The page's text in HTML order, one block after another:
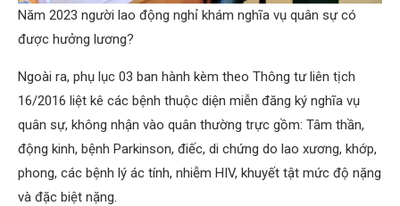
Năm 2023 người lao động nghỉ khám nghĩa vụ quân sự có
được hưởng lương?
Ngoài ra, phụ lục 03 ban hành kèm theo Thông tư liên tịch
16/2016 liệt kê các bệnh thuộc diện miễn đăng ký nghĩa vụ
quân sự, không nhận vào quân thường trực gồm: Tâm thần,
động kinh, bệnh Parkinson, điếc, di chứng do lao xương, khớp,
phong, các bệnh lý ác tính, nhiễm HIV, khuyết tật mức độ nặng
và đặc biệt nặng.